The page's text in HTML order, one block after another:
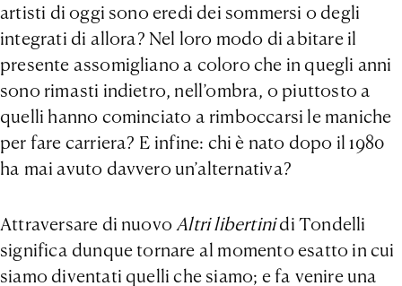
artisti di oggi sono eredi dei sommersi o degli
integrati di allora? Nel loro modo di abitare il
presente assomigliano a coloro che in quegli anni
sono rimasti indietro, nell’ombra, o piuttosto a
quelli hanno cominciato a rimboccarsi le maniche
per fare carriera? E infine: chi è nato dopo il 1980
ha mai avuto davvero un’alternativa?
Attraversare di nuovo Altri libertinidi Tondelli
significa dunque tornare al momento esatto in cui
siamo diventati quelli che siamo; e fa venire una